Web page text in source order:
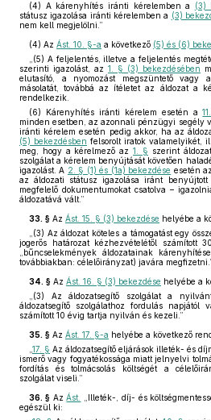
(4) A kárenyhítés iránti kérelemben a (3)
státusz igazolása iránti kérelemben a (3)
nem kell megjelölni.”
(4) Az Ást. 10. §-a a következő (5) és (6)
„(5) A feljelentés, illetve a feljelentés
szerinti igazolást, az 1. § (3) bekezdésében
elutasító, a nyomozást megszüntető vagy
másolatát, továbbá az ítéletet az áldozat a
rendelkezik.
(6) Kárenyhítés iránti kérelem esetén a
minden esetben, az azonnali pénzügyi segély
iránti kérelem esetén pedig akkor, ha az
(5) bekezdésben felsorolt iratok valamelyikét,
meg, hogy a kérelmező az1. § szerint
szolgálat a kérelem benyújtását követően
igazolást. A 2. § (1) és (1a) bekezdése esetén
az áldozati státusz igazolása iránt
megfelelő dokumentumokat csatolva –
áldozatává vált.”
33. § Az Ást. 15. § (3) bekezdése helyébe a
„(3) Az áldozat köteles a támogatást egy
jogerős határozat kézhezvételétől számított
„bűncselekmények áldozatainak
továbbiakban: célelőirányzat) javára
34. § Az Ást. 16. § (3) bekezdése helyébe a
„(3) Az áldozatsegítő szolgálat a
áldozatsegítő szolgálathoz fordulás napjától
számított 10 évig tartja nyilván és kezeli.”
35. § Az Ást. 17. §-a helyébe a következő
17. § Az áldozatsegítő eljárások illeték- és
ismerő vagy fogyatékossága miatt jelnyelvi
fordítás és tolmácsolás költségét a
szolgálat viseli.”
36. § AzÁst. „Illeték-, díj- és
egészül ki: